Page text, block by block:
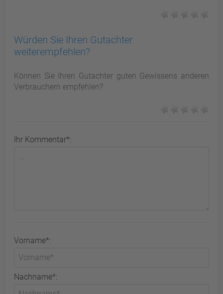
Würden Sie Ihren Gutachter
weiterempfehlen?
Können Sie Ihren Gutachter guten Gewissens anderen
Verbrauchern empfehlen?
Ihr Kommentar*:
Vorname*:
Nachname*: